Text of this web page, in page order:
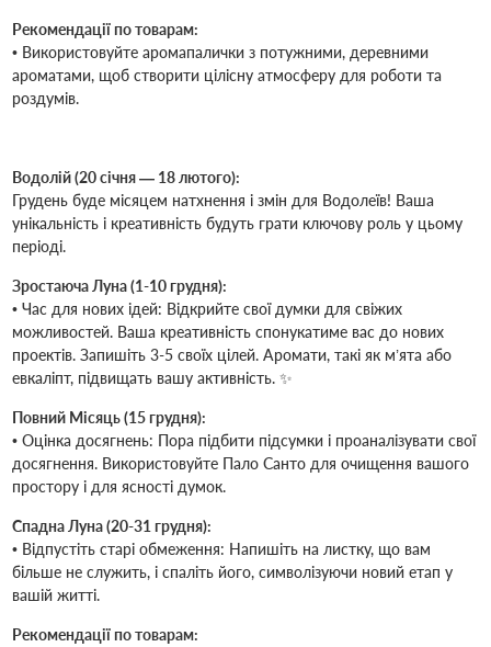
Рекомендації по товарам:
• Використовуйте аромапалички з потужними, деревними
ароматами, щоб створити цілісну атмосферу для роботи та
роздумів.
Водолій (20 січня — 18 лютого):
Грудень буде місяцем натхнення і змін для Водолеїв! Ваша
унікальність і креативність будуть грати ключову роль у цьому
періоді.
Зростаюча Луна (1-10 грудня):
• Час для нових ідей: Відкрийте свої думки для свіжих
можливостей. Ваша креативність спонукатиме вас до нових
проектів. Запишіть 3-5 своїх цілей. Аромати, такі як м’ята або
евкаліпт, підвищать вашу активність. ✨
Повний Місяць (15 грудня):
• Оцінка досягнень: Пора підбити підсумки і проаналізувати свої
досягнення. Використовуйте Пало Санто для очищення вашого
простору і для ясності думок.
Спадна Луна (20-31 грудня):
• Відпустіть старі обмеження: Напишіть на листку, що вам
більше не служить, і спаліть його, символізуючи новий етап у
вашій житті.
Рекомендації по товарам: